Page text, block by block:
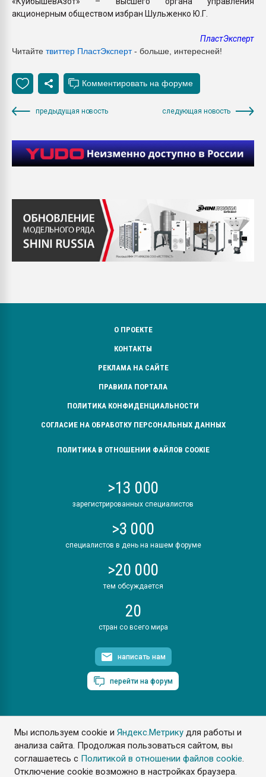
Мы используем cookie иЯндекс.Метрику для работы и
анализа сайта. Продолжая пользоваться сайтом, вы
соглашаетесь с Политикой в отношении файлов cookie.
Отключение cookie возможно в настройках браузера.
акционерным обществом избран Шульженко Ю.Г.
ПластЭксперт
Читайте твиттер ПластЭксперт- больше, интересней!
предыдущая новость следующая новость
О ПРОЕКТЕ
КОНТАКТЫ
РЕКЛАМА НА САЙТЕ
ПРАВИЛА ПОРТАЛА
ПОЛИТИКА КОНФИДЕНЦИАЛЬНОСТИ
СОГЛАСИЕ НА ОБРАБОТКУ ПЕРСОНАЛЬНЫХ ДАННЫХ
ПОЛИТИКА В ОТНОШЕНИИ ФАЙЛОВ COOKIE
>13 000
зарегистрированных специалистов
>3 000
специалистов в день на нашем форуме
>20 000
тем обсуждается
20
стран со всего мира
написать нам
перейти на форум
ПластЭксперт © 2006. Все права защищены
Разрешается копирование материалов сайта с обязательной
ссылкой на www.e-plastic.ru
Разработка сайта